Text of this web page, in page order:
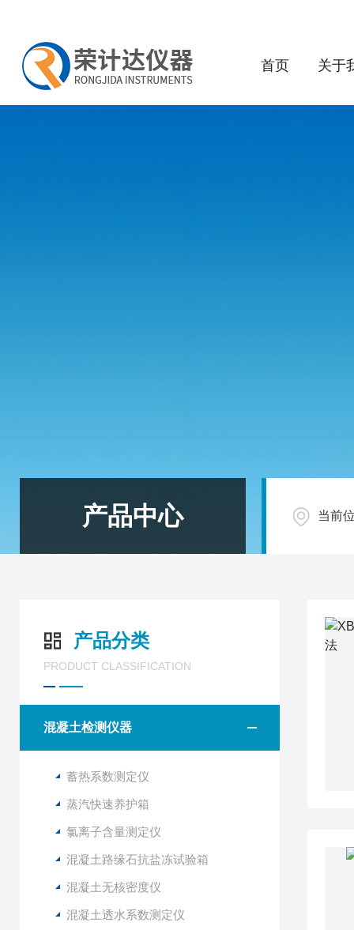
首页 关于
产品中心 当前
产品分类
PRODUCT CLASSIFICATION
混凝土检测仪器
蓄热系数测定仪
蒸汽快速养护箱
氯离子含量测定仪
混凝土路缘石抗盐冻试验箱
混凝土无核密度仪
混凝土透水系数测定仪